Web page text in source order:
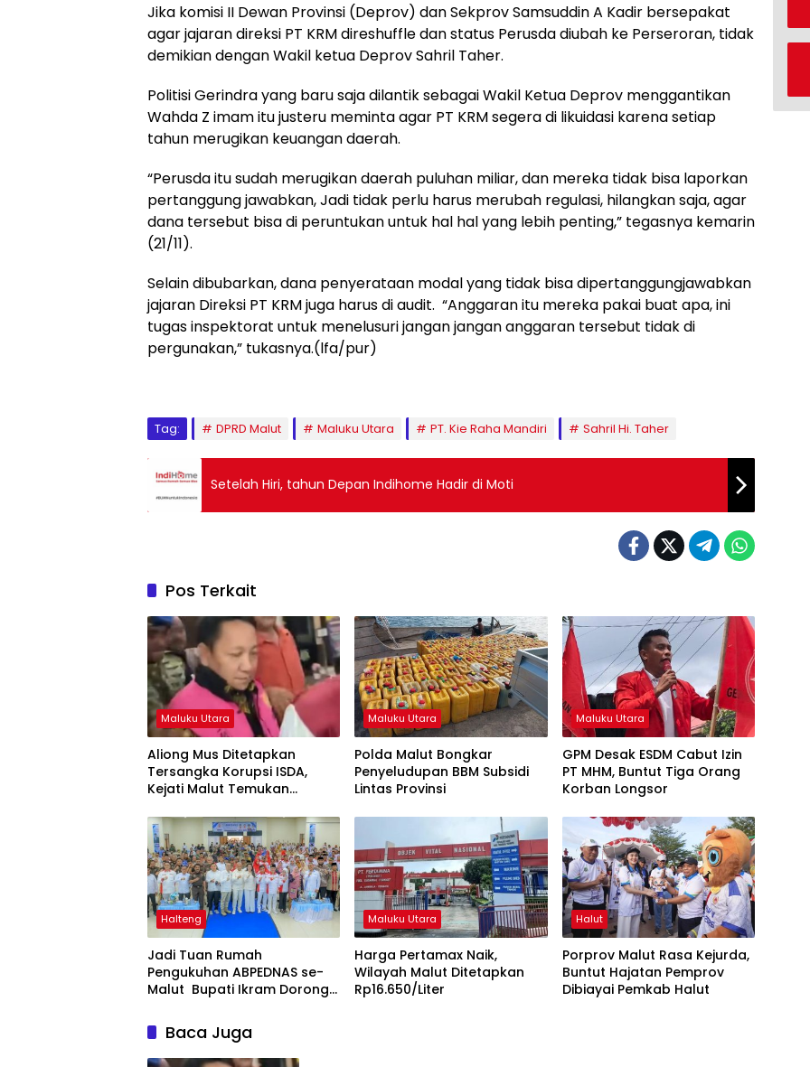
Jika komisi II Dewan Provinsi (Deprov) dan Sekprov Samsuddin A Kadir bersepakat
agar jajaran direksi PT KRM direshuffle dan status Perusda diubah ke Perseroran, tidak
demikian dengan Wakil ketua Deprov Sahril Taher.
Politisi Gerindra yang baru saja dilantik sebagai Wakil Ketua Deprov menggantikan
Wahda Z imam itu justeru meminta agar PT KRM segera di likuidasi karena setiap
tahun merugikan keuangan daerah.
“Perusda itu sudah merugikan daerah puluhan miliar, dan mereka tidak bisa laporkan
pertanggung jawabkan, Jadi tidak perlu harus merubah regulasi, hilangkan saja, agar
dana tersebut bisa di peruntukan untuk hal hal yang lebih penting,” tegasnya kemarin
(21/11).
Selain dibubarkan, dana penyerataan modal yang tidak bisa dipertanggungjawabkan
jajaran Direksi PT KRM juga harus di audit. “Anggaran itu mereka pakai buat apa, ini
tugas inspektorat untuk menelusuri jangan jangan anggaran tersebut tidak di
pergunakan,” tukasnya.(lfa/pur)
Tag: DPRD Malut Maluku Utara PT. Kie Raha Mandiri Sahril Hi. Taher
Setelah Hiri, tahun Depan Indihome Hadir di Moti
Pos Terkait
Maluku Utara
Aliong Mus Ditetapkan
Tersangka Korupsi ISDA,
Kejati Malut Temukan
Maluku Utara
Polda Malut Bongkar
Penyeludupan BBM Subsidi
Lintas Provinsi
Maluku Utara
GPM Desak ESDM Cabut Izin
PT MHM, Buntut Tiga Orang
Korban Longsor
Halteng
Jadi Tuan Rumah
Pengukuhan ABPEDNAS se-
Malut Bupati Ikram Dorong
Pengawasan Desa
Maluku Utara
Harga Pertamax Naik,
Wilayah Malut Ditetapkan
Rp16.650/Liter
Halut
Porprov Malut Rasa Kejurda,
Buntut Hajatan Pemprov
Dibiayai Pemkab Halut
Baca Juga